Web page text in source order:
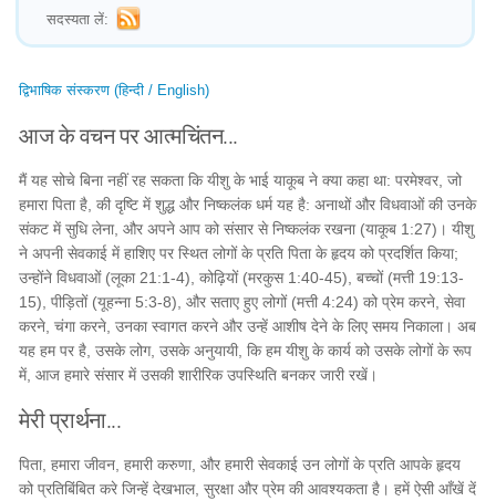
सदस्यता लें:
द्विभाषिक संस्करण (हिन्दी / English)
आज के वचन पर आत्मचिंतन...
मैं यह सोचे बिना नहीं रह सकता कि यीशु के भाई याकूब ने क्या कहा था: परमेश्वर, जो
हमारा पिता है, की दृष्टि में शुद्ध और निष्कलंक धर्म यह है: अनाथों और विधवाओं की उनके
संकट में सुधि लेना, और अपने आप को संसार से निष्कलंक रखना (याकूब 1:27)। यीशु
ने अपनी सेवकाई में हाशिए पर स्थित लोगों के प्रति पिता के हृदय को प्रदर्शित किया;
उन्होंने विधवाओं (लूका 21:1-4), कोढ़ियों (मरकुस 1:40-45), बच्चों (मत्ती 19:13-
15), पीड़ितों (यूहन्ना 5:3-8), और सताए हुए लोगों (मत्ती 4:24) को प्रेम करने, सेवा
करने, चंगा करने, उनका स्वागत करने और उन्हें आशीष देने के लिए समय निकाला। अब
यह हम पर है, उसके लोग, उसके अनुयायी, कि हम यीशु के कार्य को उसके लोगों के रूप
में, आज हमारे संसार में उसकी शारीरिक उपस्थिति बनकर जारी रखें।
मेरी प्रार्थना...
पिता, हमारा जीवन, हमारी करुणा, और हमारी सेवकाई उन लोगों के प्रति आपके हृदय
को प्रतिबिंबित करे जिन्हें देखभाल, सुरक्षा और प्रेम की आवश्यकता है। हमें ऐसी आँखें दें